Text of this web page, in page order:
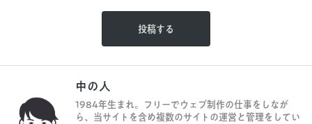
中の人
1984年生まれ。フリーでウェブ制作の仕事をしなが
ら、当サイトを含め複数のサイトの運営と管理をしてい